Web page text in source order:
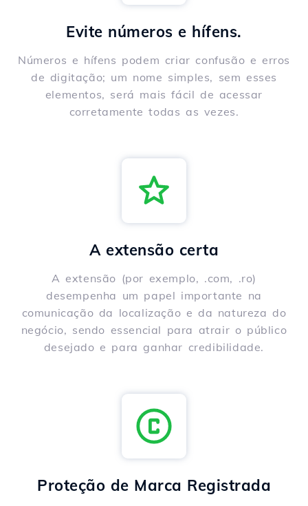
Evite números e hífens.
Números e hífens podem criar confusão e erros
de digitação; um nome simples, sem esses
elementos, será mais fácil de acessar
corretamente todas as vezes.
A extensão certa
A extensão (por exemplo, .com, .ro)
desempenha um papel importante na
comunicação da localização e da natureza do
negócio, sendo essencial para atrair o público
desejado e para ganhar credibilidade.
Proteção de Marca Registrada